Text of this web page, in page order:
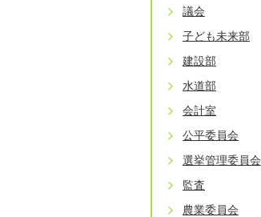
議会
子ども未来部
建設部
水道部
会計室
公平委員会
選挙管理委員会
監査
農業委員会